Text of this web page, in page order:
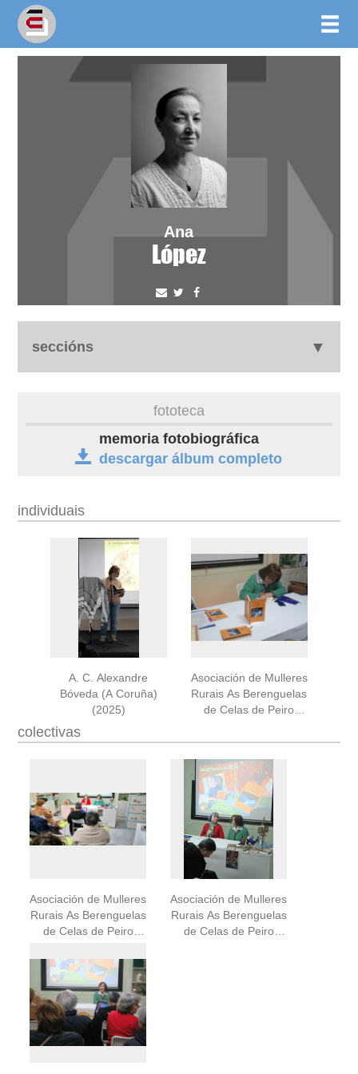
Ana
López
seccións
videoteca
outros docs
fototeca
memoria fotobiográfica
descargar álbum completo
individuais
A. C. Alexandre
Bóveda (A Coruña)
(2025)
Asociación de Mulleres
Rurais As Berenguelas
de Celas de Peiro
colectivas
Asociación de Mulleres
Rurais As Berenguelas
de Celas de Peiro
Asociación de Mulleres
Rurais As Berenguelas
de Celas de Peiro